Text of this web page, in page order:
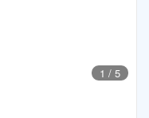
1 / 5